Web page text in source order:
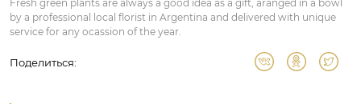
Fresh green plants are always a good idea as a gift, aranged in a bowl
by a professional local florist in Argentina and delivered with unique
service for any ocassion of the year.
Поделиться: